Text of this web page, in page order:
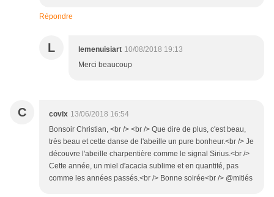
Répondre
L lemenuisiart 10/08/2018 19:13
Merci beaucoup
C covix 13/06/2018 16:54
Bonsoir Christian, <br /> <br /> Que dire de plus, c'est beau,
très beau et cette danse de l'abeille un pure bonheur.<br /> Je
découvre l'abeille charpentière comme le signal Sirius.<br />
Cette année, un miel d'acacia sublime et en quantité, pas
comme les années passés.<br /> Bonne soirée<br /> @mitiés